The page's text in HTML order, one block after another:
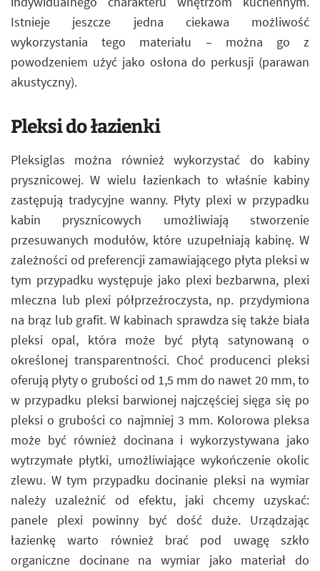
Istnieje jeszcze jedna ciekawa możliwość
wykorzystania tego materiału – można go z
powodzeniem użyć jako osłona do perkusji (parawan
akustyczny).
Pleksi do łazienki
Pleksiglas można również wykorzystać do kabiny
prysznicowej. W wielu łazienkach to właśnie kabiny
zastępują tradycyjne wanny. Płyty plexi w przypadku
kabin prysznicowych umożliwiają stworzenie
przesuwanych modułów, które uzupełniają kabinę. W
zależności od preferencji zamawiającego płyta pleksi w
tym przypadku występuje jako plexi bezbarwna, plexi
mleczna lub plexi półprzeźroczysta, np. przydymiona
na brąz lub grafit. W kabinach sprawdza się także biała
pleksi opal, która może być płytą satynowaną o
określonej transparentności. Choć producenci pleksi
oferują płyty o grubości od 1,5 mm do nawet 20 mm, to
w przypadku pleksi barwionej najczęściej sięga się po
pleksi o grubości co najmniej 3 mm. Kolorowa pleksa
może być również docinana i wykorzystywana jako
wytrzymałe płytki, umożliwiające wykończenie okolic
zlewu. W tym przypadku docinanie pleksi na wymiar
należy uzależnić od efektu, jaki chcemy uzyskać:
panele plexi powinny być dość duże. Urządzając
łazienkę warto również brać pod uwagę szkło
organiczne docinane na wymiar jako materiał do